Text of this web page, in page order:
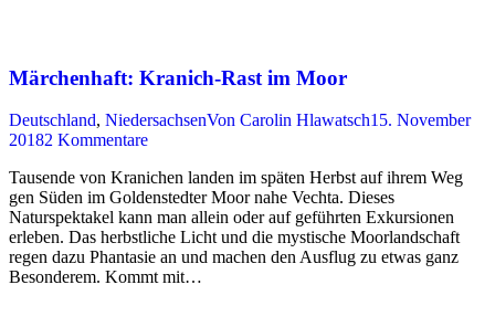
Märchenhaft: Kranich-Rast im Moor
Deutschland, NiedersachsenVon Carolin Hlawatsch15. November
20182 Kommentare
Tausende von Kranichen landen im späten Herbst auf ihrem Weg
gen Süden im Goldenstedter Moor nahe Vechta. Dieses
Naturspektakel kann man allein oder auf geführten Exkursionen
erleben. Das herbstliche Licht und die mystische Moorlandschaft
regen dazu Phantasie an und machen den Ausflug zu etwas ganz
Besonderem. Kommt mit…